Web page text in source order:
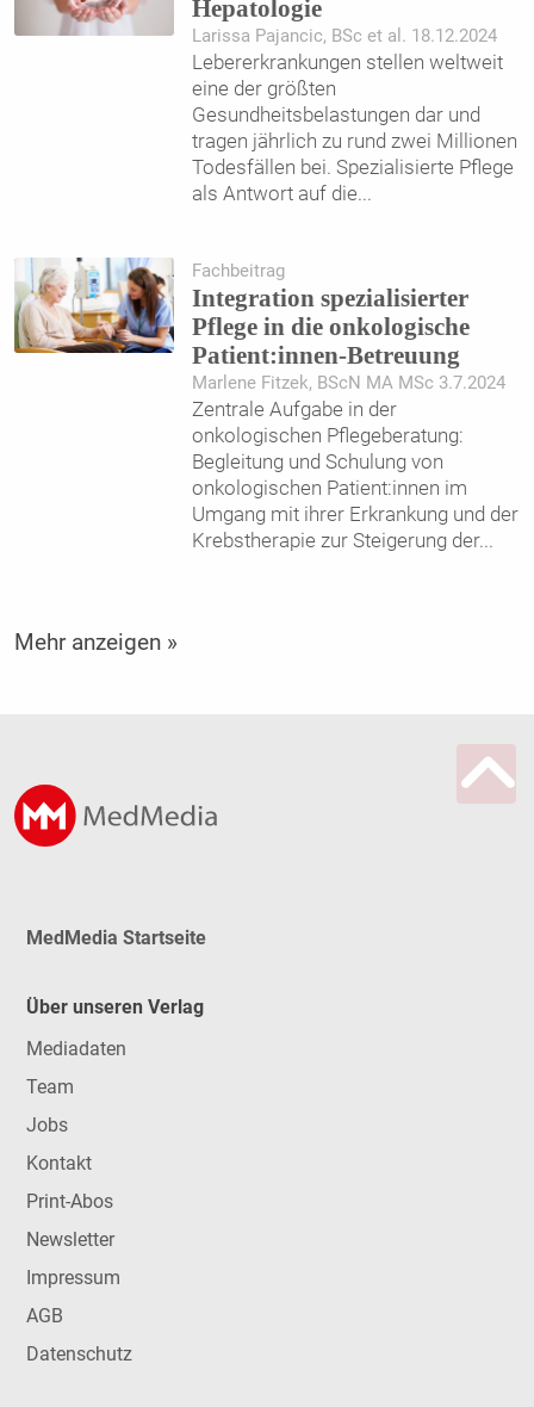
Hepatologie
Larissa Pajancic, BSc et al. 18.12.2024
Lebererkrankungen stellen weltweit
eine der größten
Gesundheitsbelastungen dar und
tragen jährlich zu rund zwei Millionen
Todesfällen bei. Spezialisierte Pflege
als Antwort auf die...
Fachbeitrag
Integration spezialisierter
Pflege in die onkologische
Patient:innen-Betreuung
Marlene Fitzek, BScN MA MSc 3.7.2024
Zentrale Aufgabe in der
onkologischen Pflegeberatung:
Begleitung und Schulung von
onkologischen Patient:innen im
Umgang mit ihrer Erkrankung und der
Krebstherapie zur Steigerung der...
Mehr anzeigen »
MedMedia Startseite
Über unseren Verlag
Mediadaten
Team
Jobs
Kontakt
Print-Abos
Newsletter
Impressum
AGB
Datenschutz